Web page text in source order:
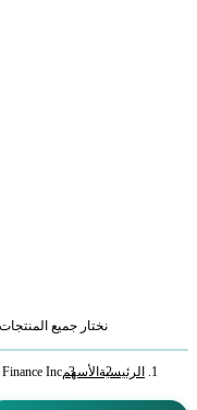
نختار جميع
الرئيسية الأسهمInc